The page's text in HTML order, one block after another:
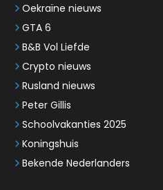
Oekraïne nieuws
GTA 6
B&B Vol Liefde
Crypto nieuws
Rusland nieuws
Peter Gillis
Schoolvakanties 2025
Koningshuis
Bekende Nederlanders